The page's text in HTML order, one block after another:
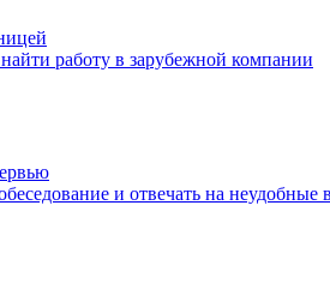
работу в зарубежной компании
и отвечать на неудобные